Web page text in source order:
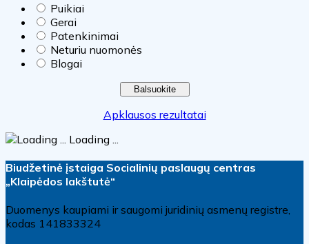
Puikiai
Gerai
Patenkinimai
Neturiu nuomonės
Blogai
Apklausos rezultatai
Loading ...
Biudžetinė įstaiga Socialinių paslaugų centras
„Klaipėdos lakštutė“
Duomenys kaupiami ir saugomi juridinių asmenų registre,
kodas 141833324